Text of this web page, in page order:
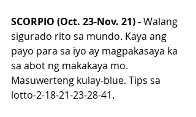
SCORPIO (Oct. 23-Nov. 21) - Walang
sigurado rito sa mundo. Kaya ang
payo para sa iyo ay magpakasaya ka
sa abot ng makakaya mo.
Masuwerteng kulay-blue. Tips sa
lotto-2-18-21-23-28-41.